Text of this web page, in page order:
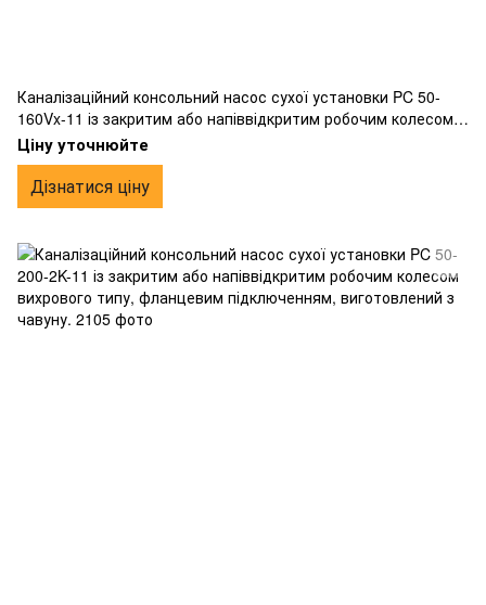
Каналізаційний консольний насос сухої установки PC 50-
160Vx-11 із закритим або напіввідкритим робочим колесом
вихрового типу, фланцевим підключенням, виготовлений з
чавуну.
Ціну уточнюйте
Дізнатися ціну